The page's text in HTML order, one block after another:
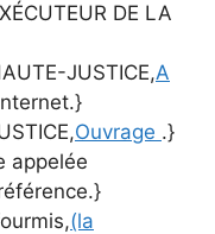
DE LA
JUSTICE,A
Ouvrage .}
appelée
(la